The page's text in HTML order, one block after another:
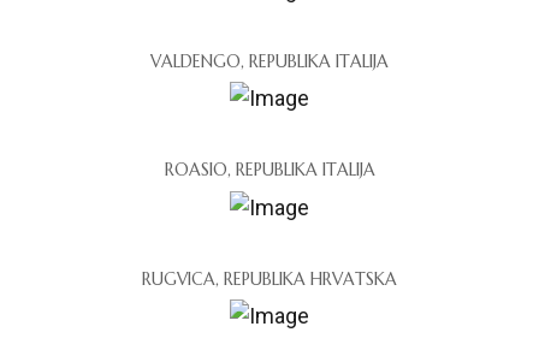
VALDENGO, REPUBLIKA ITALIJA
ROASIO, REPUBLIKA ITALIJA
RUGVICA, REPUBLIKA HRVATSKA